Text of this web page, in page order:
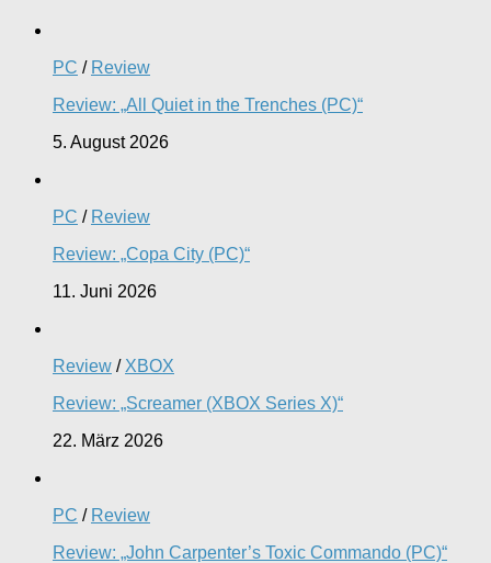
PC / Review
Review: „All Quiet in the Trenches (PC)“
5. August 2026
PC / Review
Review: „Copa City (PC)“
11. Juni 2026
Review / XBOX
Review: „Screamer (XBOX Series X)“
22. März 2026
PC / Review
Review: „John Carpenter’s Toxic Commando (PC)“